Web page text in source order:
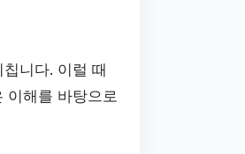
니다. 이럴 때
이해를 바탕으로